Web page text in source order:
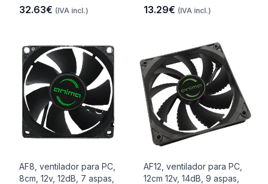
32.63€ (IVA incl.) 13.29€ (IVA incl.)
AF8, ventilador para PC,
8cm, 12v, 12dB, 7 aspas,
AF12, ventilador para PC,
12cm 12v, 14dB, 9 aspas,